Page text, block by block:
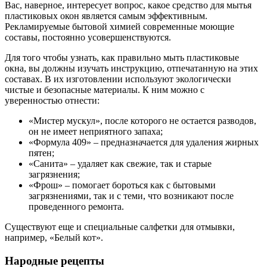
Вас, наверное, интересует вопрос, какое средство для мытья
пластиковых окон является самым эффективным.
Рекламируемые бытовой химией современные моющие
составы, постоянно усовершенствуются.
Для того чтобы узнать, как правильно мыть пластиковые
окна, вы должны изучать инструкцию, отпечатанную на этих
составах. В их изготовлении используют экологически
чистые и безопасные материалы. К ним можно с
уверенностью отнести:
«Мистер мускул», после которого не остается разводов,
он не имеет неприятного запаха;
«Формула 409» – предназначается для удаления жирных
пятен;
«Санита» – удаляет как свежие, так и старые
загрязнения;
«Фрош» – помогает бороться как с бытовыми
загрязнениями, так и с теми, что возникают после
проведенного ремонта.
Существуют еще и специальные салфетки для отмывки,
например, «Белый кот».
Народные рецепты